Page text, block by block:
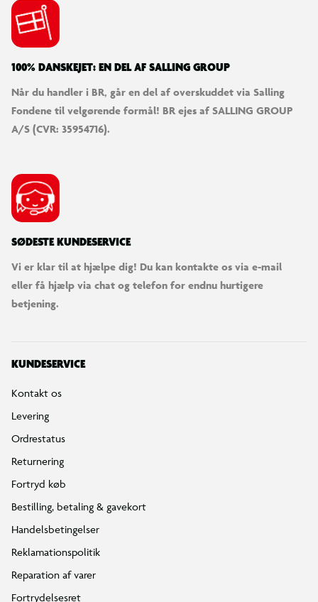
KUNDESERVICE
Kontakt os
Levering
Ordrestatus
Bestilling, betaling & gavekort
Handelsbetingelser
Fortrydelsesret
Privatlivspolitik
e-mærket
Salling Group tilbagekaldelser
Ledige jobs
Min BR konto / login
Find din BR
Klub BR
Mærker
Tilbud på legetøj
Restsalg på legetøj